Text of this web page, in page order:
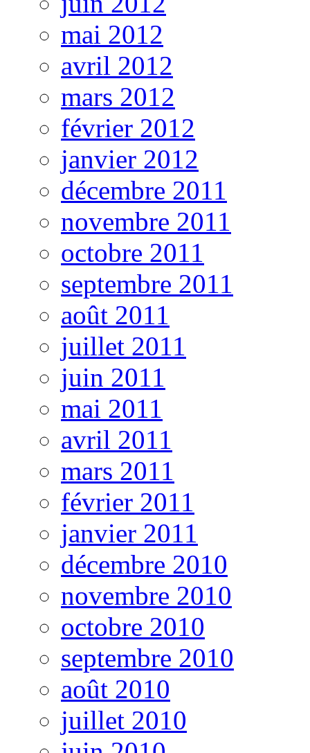
mai 2012
avril 2012
mars 2012
février 2012
janvier 2012
décembre 2011
novembre 2011
octobre 2011
septembre 2011
août 2011
juillet 2011
juin 2011
mai 2011
avril 2011
mars 2011
février 2011
janvier 2011
décembre 2010
novembre 2010
octobre 2010
septembre 2010
août 2010
juillet 2010